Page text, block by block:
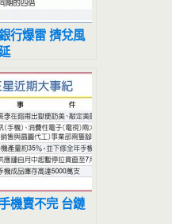
行爆雷 擠兌風
機賣不完 台鏈